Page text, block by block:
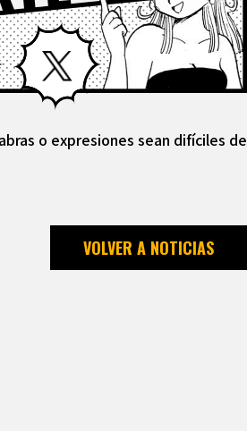
Facebook X
o expresiones sean difíciles de
VOLVER A NOTICIAS